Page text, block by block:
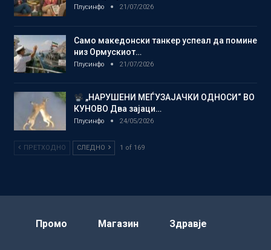
Плусинфо 21/07/2026
Само македонски танкер успеал да помине
низ Ормускиот…
Плусинфо 21/07/2026
„НАРУШЕНИ МЕЃУЗАЈАЧКИ ОДНОСИ“ ВО
КУНОВО Два зајаци…
Плусинфо 24/05/2026
ПРЕТХОДНО СЛЕДНО 1 of 169
Промо Магазин Здравје